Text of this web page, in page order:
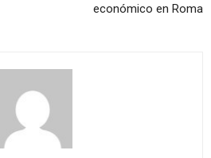
económico en Roma